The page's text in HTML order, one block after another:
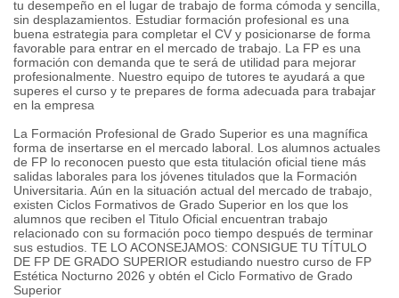
tu desempeño en el lugar de trabajo de forma cómoda y sencilla,
sin desplazamientos. Estudiar formación profesional es una
buena estrategia para completar el CV y posicionarse de forma
favorable para entrar en el mercado de trabajo. La FP es una
formación con demanda que te será de utilidad para mejorar
profesionalmente. Nuestro equipo de tutores te ayudará a que
superes el curso y te prepares de forma adecuada para trabajar
en la empresa
La Formación Profesional de Grado Superior es una magnífica
forma de insertarse en el mercado laboral. Los alumnos actuales
de FP lo reconocen puesto que esta titulación oficial tiene más
salidas laborales para los jóvenes titulados que la Formación
Universitaria. Aún en la situación actual del mercado de trabajo,
existen Ciclos Formativos de Grado Superior en los que los
alumnos que reciben el Titulo Oficial encuentran trabajo
relacionado con su formación poco tiempo después de terminar
sus estudios. TE LO ACONSEJAMOS: CONSIGUE TU TÍTULO
DE FP DE GRADO SUPERIOR estudiando nuestro curso de FP
Estética Nocturno 2026 y obtén el Ciclo Formativo de Grado
Superior